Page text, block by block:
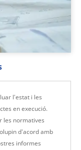
l'estat i les
en execució.
les normatives
d'acord amb
informes